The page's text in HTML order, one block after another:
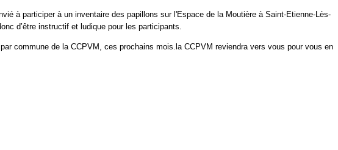
à participer à un inventaire des papillons sur l'Espace de la Moutière à Saint-Etienne-Lès-
d’être instructif et ludique pour les participants.
commune de la CCPVM, ces prochains mois.la CCPVM reviendra vers vous pour vous en